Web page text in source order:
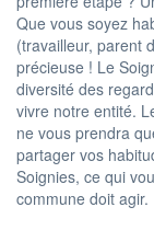
Que vous soyez
(travailleur, parent
précieuse ! Le
diversité des
vivre notre entité.
ne vous prendra
partager vos
Soignies, ce qui
commune doit agir.